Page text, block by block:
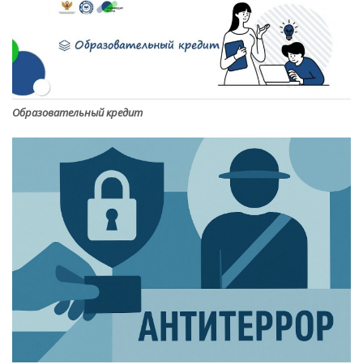
Образовательный кредит